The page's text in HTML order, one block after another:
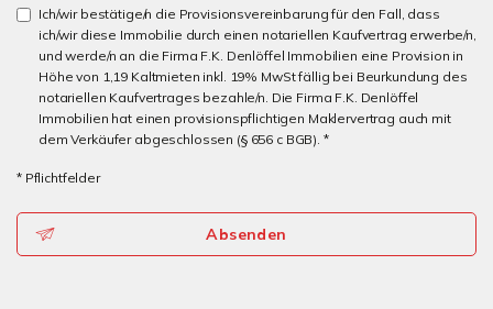
Ich/wir bestätige/n die Provisionsvereinbarung für den Fall, dass
ich/wir diese Immobilie durch einen notariellen Kaufvertrag erwerbe/n,
und werde/n an die Firma F.K. Denlöffel Immobilien eine Provision in
Höhe von 1,19 Kaltmieten inkl. 19% MwSt fällig bei Beurkundung des
notariellen Kaufvertrages bezahle/n. Die Firma F.K. Denlöffel
Immobilien hat einen provisionspflichtigen Maklervertrag auch mit
dem Verkäufer abgeschlossen (§ 656 c BGB). *
* Pflichtfelder
Absenden